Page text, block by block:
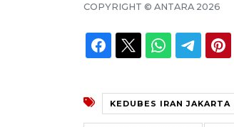
COPYRIGHT © ANTARA 2026
KEDUBES IRAN JAKARTA